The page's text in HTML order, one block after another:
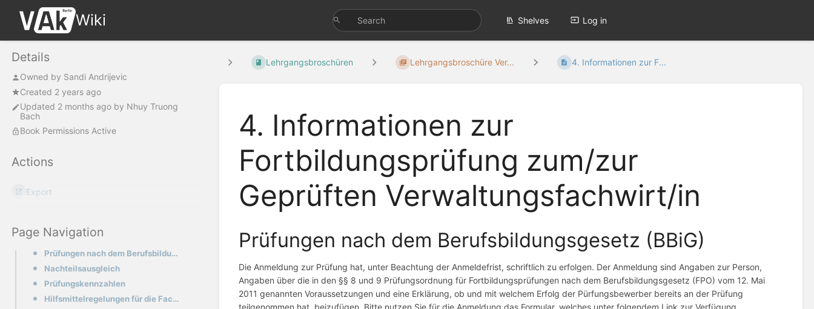
Wiki Shelves Log in
Details
Owned by Sandi Andrijevic
Created 2 years ago
Updated 2 months ago by Nhuy Truong
Bach
Book Permissions Active
Actions
Export
Page Navigation
Prüfungen nach dem Berufsbildungsgesetz (BBiG)
Nachteilsausgleich
Prüfungskennzahlen
Hilfsmittelregelungen für die Fachwirtprüfung
Lehrgangsbroschüren Lehrgangsbroschüre Ver... 4. Informationen zur F...
4. Informationen zur
Fortbildungsprüfung zum/zur
Geprüften Verwaltungsfachwirt/in
Prüfungen nach dem Berufsbildungsgesetz (BBiG)
Die Anmeldung zur Prüfung hat, unter Beachtung der Anmeldefrist, schriftlich zu erfolgen. Der Anmeldung sind Angaben zur Person,
Angaben über die in den §§ 8 und 9 Prüfungsordnung für Fortbildungsprüfungen nach dem Berufsbildungsgesetz (FPO) vom 12. Mai
2011 genannten Voraussetzungen und eine Erklärung, ob und mit welchem Erfolg der Pürfungsbewerber bereits an der Prüfung